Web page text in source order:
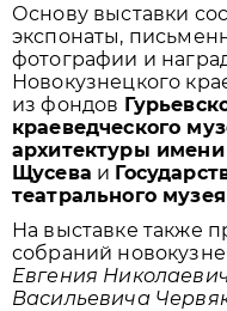
Основу выставки
экспонаты,
фотографии и
Новокузнецкого
из фондов
краеведческого
архитектуры
Щусева и
театрального
На выставке также
собраний
Евгения
Васильевича